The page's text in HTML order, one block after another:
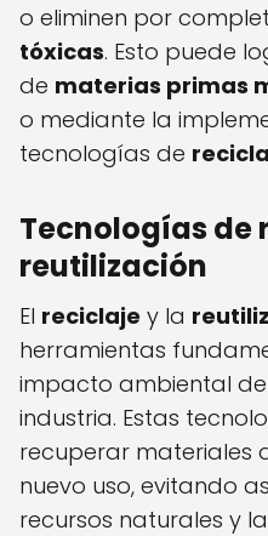
o eliminen por
tóxicas. Esto puede
de materias primas
o mediante la
tecnologías de
Tecnologías de
reutilización
El reciclaje y la
herramientas
impacto ambiental
industria. Estas
recuperar materiales
nuevo uso, evitando
recursos naturales y